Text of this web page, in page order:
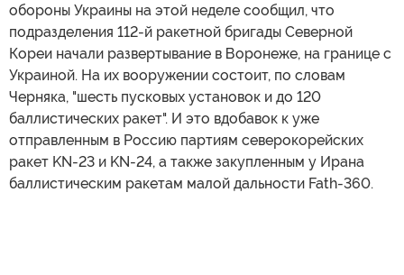
обороны Украины на этой неделе сообщил, что
подразделения 112-й ракетной бригады Северной
Кореи начали развертывание в Воронеже, на границе с
Украиной. На их вооружении состоит, по словам
Черняка, "шесть пусковых установок и до 120
баллистических ракет". И это вдобавок к уже
отправленным в Россию партиям северокорейских
ракет KN-23 и KN-24, а также закупленным у Ирана
баллистическим ракетам малой дальности Fath-360.